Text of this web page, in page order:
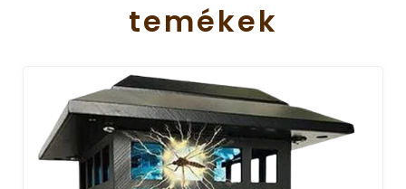
temékek